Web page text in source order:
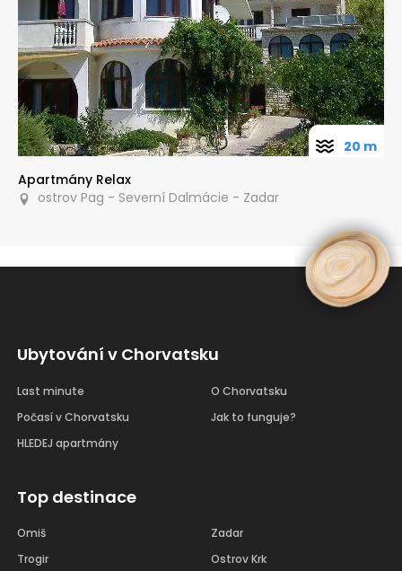
Apartmány Relax
ostrov Pag - Severní Dalmácie - Zadar
20 m
Ubytování v Chorvatsku
Last minute
Počasí v Chorvatsku
HLEDEJ apartmány
O Chorvatsku
Jak to funguje?
Top destinace
Omiš
Trogir
Zadar
Ostrov Krk